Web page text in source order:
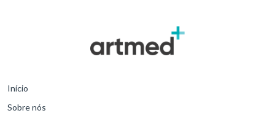
Início
Sobre nós